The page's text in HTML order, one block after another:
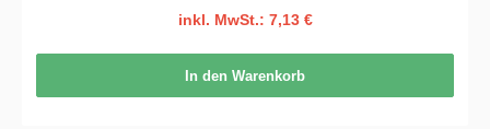
inkl. MwSt.: 7,13 €
In den Warenkorb